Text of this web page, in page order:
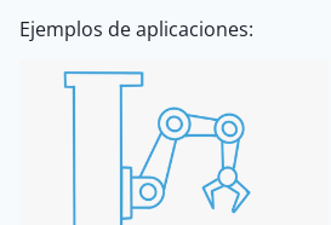
Ejemplos de aplicaciones: